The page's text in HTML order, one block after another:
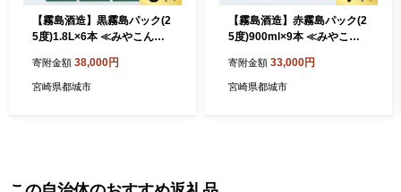
【霧島酒造】黒霧島パック(2
5度)1.8L×6本 ≪みやこんじ
1800-6-Q
寄附金額 38,000円
宮崎県都城市
【霧島酒造】赤霧島パック(2
5度)900ml×9本 ≪みやこん
00-9-Q
寄附金額 33,000円
宮崎県都城市